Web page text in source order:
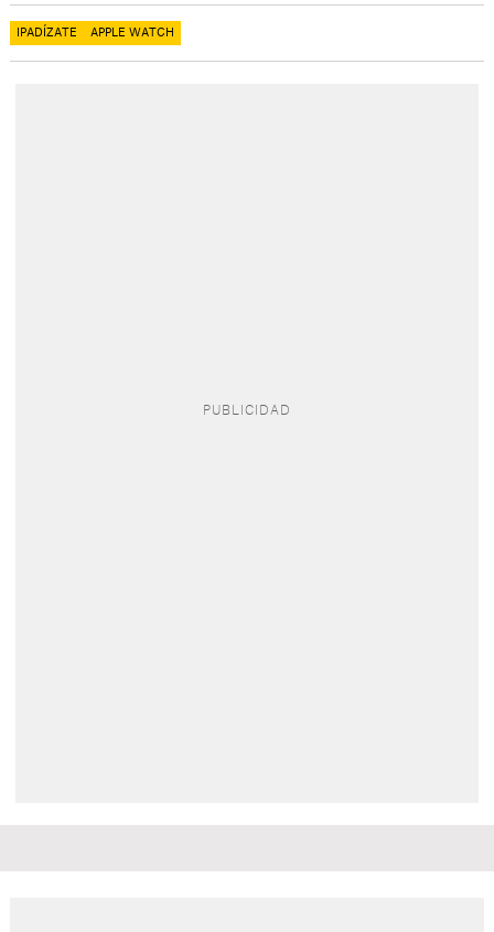
IPADÍZATE APPLE WATCH